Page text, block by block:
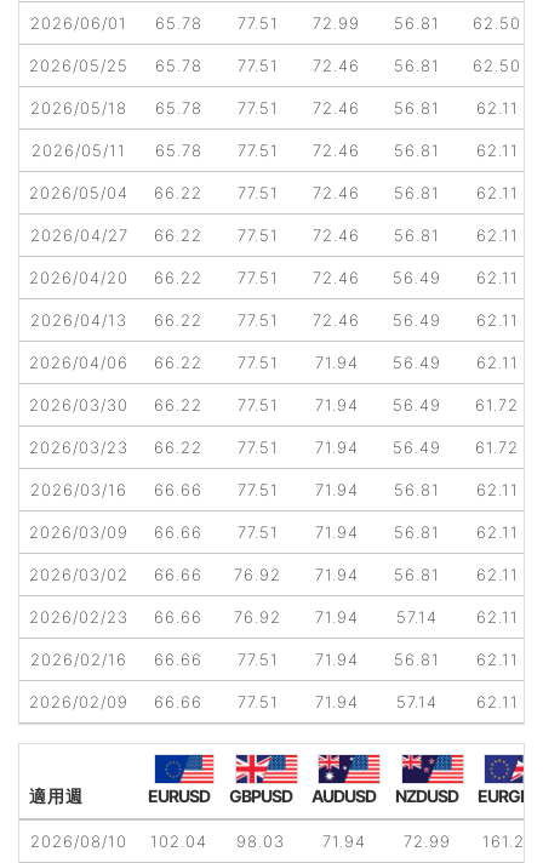
2026/06/01 65.78 77.51 72.99 56.81 62.50
2026/05/25 65.78 77.51 72.46 56.81 62.50
2026/05/18 65.78 77.51 72.46 56.81 62.11
2026/05/11 65.78 77.51 72.46 56.81 62.11
2026/05/04 66.22 77.51 72.46 56.81 62.11
2026/04/27 66.22 77.51 72.46 56.81 62.11
2026/04/20 66.22 77.51 72.46 56.49 62.11
2026/04/13 66.22 77.51 72.46 56.49 62.11
2026/04/06 66.22 77.51 71.94 56.49 62.11
2026/03/30 66.22 77.51 71.94 56.49 61.72
2026/03/23 66.22 77.51 71.94 56.49 61.72
2026/03/16 66.66 77.51 71.94 56.81 62.11
2026/03/09 66.66 77.51 71.94 56.81 62.11
2026/03/02 66.66 76.92 71.94 56.81 62.11
2026/02/23 66.66 76.92 71.94 57.14 62.11
2026/02/16 66.66 77.51 71.94 56.81 62.11
2026/02/09 66.66 77.51 71.94 57.14 62.11
適用週 EURUSD GBPUSD AUDUSD NZDUSD EURGBP
2026/08/10 102.04 98.03 71.94 72.99 161.29